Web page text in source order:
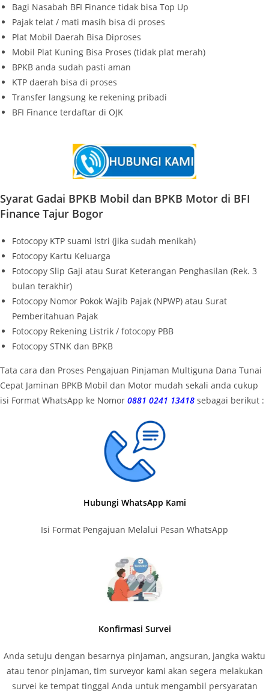
Bagi Nasabah BFI Finance tidak bisa Top Up
Pajak telat / mati masih bisa di proses
Plat Mobil Daerah Bisa Diproses
Mobil Plat Kuning Bisa Proses (tidak plat merah)
BPKB anda sudah pasti aman
KTP daerah bisa di proses
Transfer langsung ke rekening pribadi
BFI Finance terdaftar di OJK
Syarat Gadai BPKB Mobil dan BPKB Motor di BFI
Finance Tajur Bogor
Fotocopy KTP suami istri (jika sudah menikah)
Fotocopy Kartu Keluarga
Fotocopy Slip Gaji atau Surat Keterangan Penghasilan (Rek. 3
bulan terakhir)
Fotocopy Nomor Pokok Wajib Pajak (NPWP) atau Surat
Pemberitahuan Pajak
Fotocopy Rekening Listrik / fotocopy PBB
Fotocopy STNK dan BPKB
Tata cara dan Proses Pengajuan Pinjaman Multiguna Dana Tunai
Cepat Jaminan BPKB Mobil dan Motor mudah sekali anda cukup
isi Format WhatsApp ke Nomor 0881 0241 13418 sebagai berikut :
Hubungi WhatsApp Kami
Isi Format Pengajuan Melalui Pesan WhatsApp
Konfirmasi Survei
Anda setuju dengan besarnya pinjaman, angsuran, jangka waktu
atau tenor pinjaman, tim surveyor kami akan segera melakukan
survei ke tempat tinggal Anda untuk mengambil persyaratan